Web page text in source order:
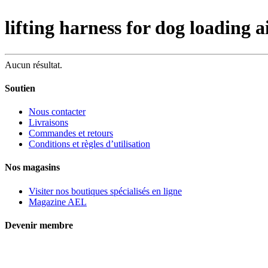
lifting harness for dog loading
Aucun résultat.
Soutien
Nous contacter
Livraisons
Commandes et retours
Conditions et règles d’utilisation
Nos magasins
Visiter nos boutiques spécialisés en ligne
Magazine AEL
Devenir membre